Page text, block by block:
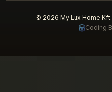
© 2026 My Lux Home
Coding